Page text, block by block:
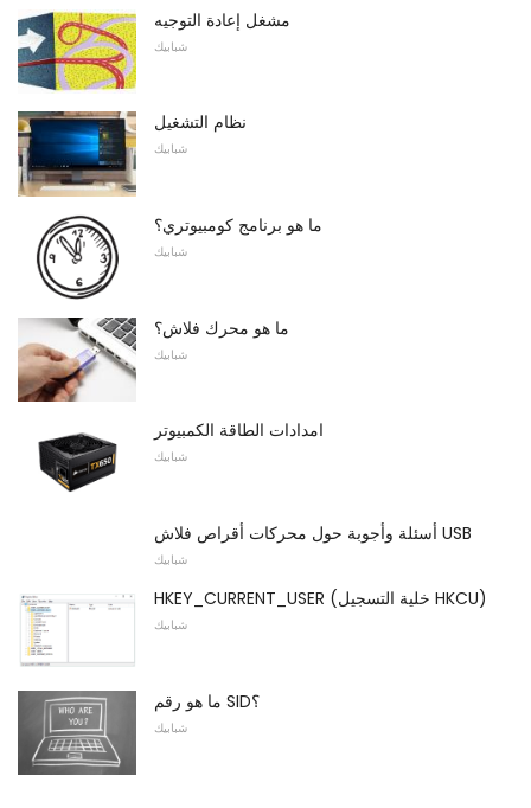
مشغل إعادة التوجيه
شبابيك
نظام التشغيل
شبابيك
ما هو برنامج كومبيوتري؟
شبابيك
ما هو محرك فلاش؟
شبابيك
امدادات الطاقة الكمبيوتر
شبابيك
أسئلة وأجوبة حول محركات أقراص فلاش USB
شبابيك
HKEY_CURRENT_USER (خلية التسجيل HKCU)
شبابيك
ما هو رقم SID؟
شبابيك